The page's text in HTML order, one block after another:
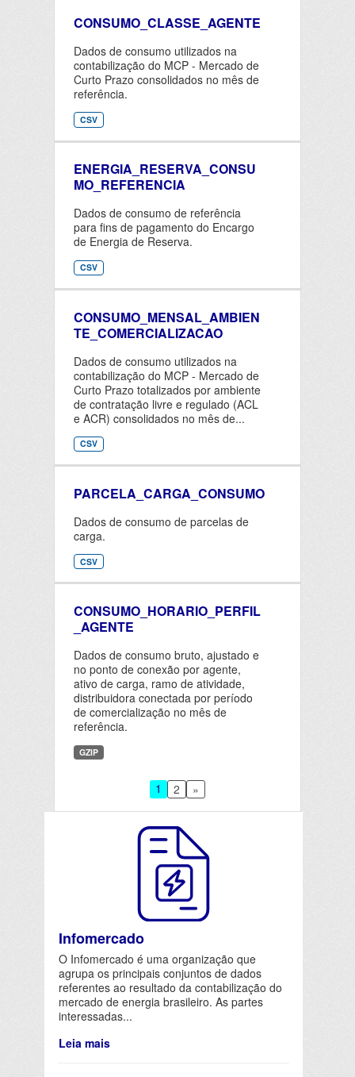
Infomercado
O Infomercado é uma organização que
agrupa os principais conjuntos de dados
referentes ao resultado da contabilização do
mercado de energia brasileiro. As partes
interessadas...
Leia mais
CONSUMO_CLASSE_AGENTE
Dados de consumo utilizados na
contabilização do MCP - Mercado de
Curto Prazo consolidados no mês de
referência.
CSV
ENERGIA_RESERVA_CONSU
MO_REFERENCIA
Dados de consumo de referência
para fins de pagamento do Encargo
de Energia de Reserva.
CSV
CONSUMO_MENSAL_AMBIEN
TE_COMERCIALIZACAO
Dados de consumo utilizados na
contabilização do MCP - Mercado de
Curto Prazo totalizados por ambiente
de contratação livre e regulado (ACL
e ACR) consolidados no mês de...
CSV
PARCELA_CARGA_CONSUMO
Dados de consumo de parcelas de
carga.
CSV
CONSUMO_HORARIO_PERFIL
_AGENTE
Dados de consumo bruto, ajustado e
no ponto de conexão por agente,
ativo de carga, ramo de atividade,
distribuidora conectada por período
de comercialização no mês de
referência.
GZIP
1 2 »